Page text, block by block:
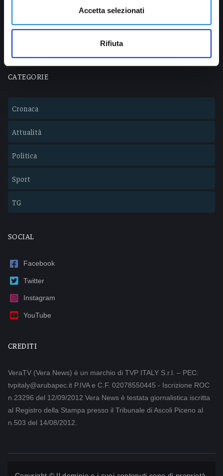
Accetta selezionati
Rifiuta
Lavora con noi
CATEGORIE
Cronaca
Attualità
Politica
Sport
TG
SOCIAL
Facebook
Twitter
Instagram
YouTube
CREDITI
VeraTV (Vera News) è un marchio di TVP ITALY S.r.l. – PEC:
tvpitaly@arubapec.it P.IVA e C.F. 02078550445 - Iscrizione ROC
n.23296 del 12/09/2012 Vera News è testata giornalistica iscritta
al Registro della Stampa presso il Tribunale di Ascoli Piceno al
n.503 del 14/08/2012.